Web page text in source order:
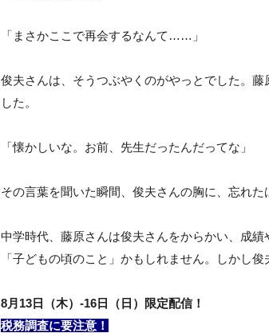
「まさかここで再会するなんて……」
俊夫さんは、そうつぶやくのがやっとでした。
した。
「懐かしいな。お前、先生だったんだってな」
その言葉を聞いた瞬間、俊夫さんの胸に、忘れた
中学時代、藤原さんは俊夫さんをからかい、成
「子どもの頃のこと」かもしれません。しかし
8月 13日（木）-16日（日）
限定配信！
税務調査に要注意！